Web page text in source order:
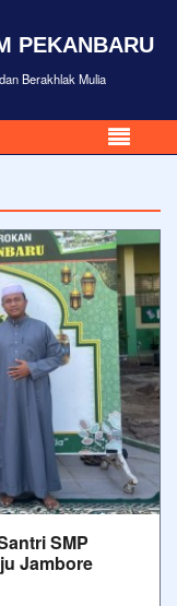
PEKANBARU
Berakhlak Mulia
SMP
Jambore